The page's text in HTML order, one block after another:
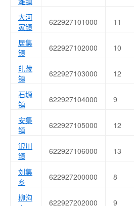
大河
家镇
622927101000 11
居集
镇
622927102000 10
癿藏
镇
622927103000 12
石塬
镇
622927104000 9
安集
镇
622927105000 12
银川
镇
622927106000 13
刘集
乡
622927200000 8
柳沟
622927202000 9